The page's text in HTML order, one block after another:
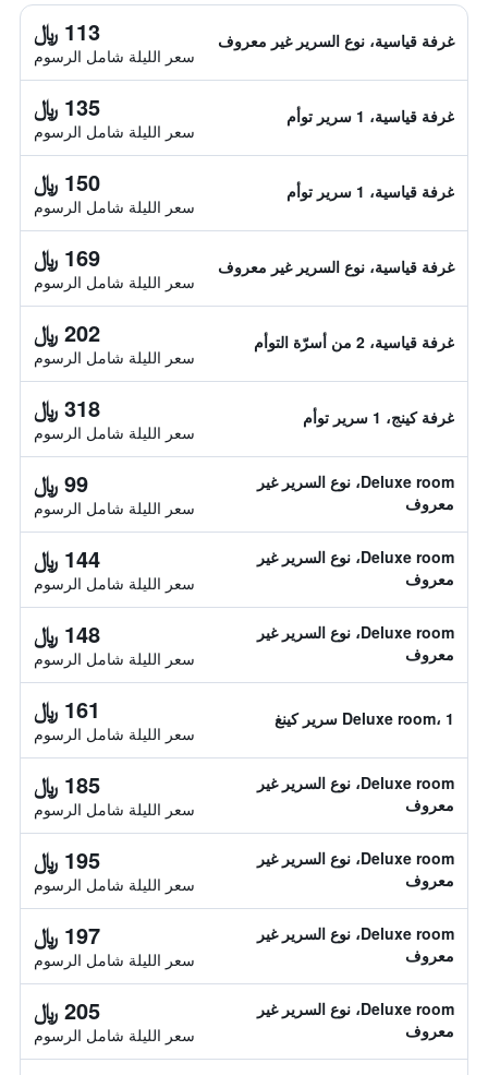
غرفة قياسية، نوع السرير غير معروف 113 ﷼
سعر الليلة شامل الرسوم
غرفة قياسية، 1 سرير توأم 135 ﷼
سعر الليلة شامل الرسوم
غرفة قياسية، 1 سرير توأم 150 ﷼
سعر الليلة شامل الرسوم
غرفة قياسية، نوع السرير غير معروف 169 ﷼
سعر الليلة شامل الرسوم
غرفة قياسية، 2 من أسرّة التوأم 202 ﷼
سعر الليلة شامل الرسوم
غرفة كينج، 1 سرير توأم 318 ﷼
سعر الليلة شامل الرسوم
Deluxe room، نوع السرير غير
معروف
99 ﷼
سعر الليلة شامل الرسوم
Deluxe room، نوع السرير غير
معروف
144 ﷼
سعر الليلة شامل الرسوم
Deluxe room، نوع السرير غير
معروف
148 ﷼
سعر الليلة شامل الرسوم
Deluxe room، 1 سرير كينغ 161 ﷼
سعر الليلة شامل الرسوم
Deluxe room، نوع السرير غير
معروف
185 ﷼
سعر الليلة شامل الرسوم
Deluxe room، نوع السرير غير
معروف
195 ﷼
سعر الليلة شامل الرسوم
Deluxe room، نوع السرير غير
معروف
197 ﷼
سعر الليلة شامل الرسوم
Deluxe room، نوع السرير غير
معروف
205 ﷼
سعر الليلة شامل الرسوم